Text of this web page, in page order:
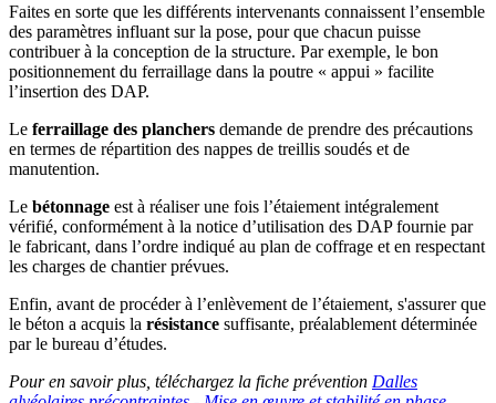
Faites en sorte que les différents intervenants connaissent l’ensemble
des paramètres influant sur la pose, pour que chacun puisse
contribuer à la conception de la structure. Par exemple, le bon
positionnement du ferraillage dans la poutre « appui » facilite
l’insertion des DAP.
Le ferraillage des planchers demande de prendre des précautions
en termes de répartition des nappes de treillis soudés et de
manutention.
Le bétonnage est à réaliser une fois l’étaiement intégralement
vérifié, conformément à la notice d’utilisation des DAP fournie par
le fabricant, dans l’ordre indiqué au plan de coffrage et en respectant
les charges de chantier prévues.
Enfin, avant de procéder à l’enlèvement de l’étaiement, s'assurer que
le béton a acquis la résistance suffisante, préalablement déterminée
par le bureau d’études.
Pour en savoir plus, téléchargez la fiche prévention Dalles